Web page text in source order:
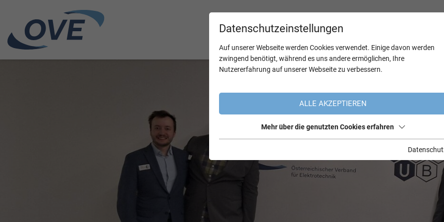
Datenschutzeinstellungen
Auf unserer Webseite werden Cookies verwendet. Einige davon werden
zwingend benötigt, während es uns andere ermöglichen, Ihre
Nutzererfahrung auf unserer Webseite zu verbessern.
ALLE AKZEPTIEREN
Mehr über die genutzten Cookies erfahren